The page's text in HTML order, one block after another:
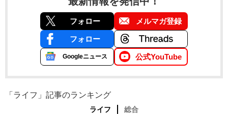
フォロー メルマガ登録
フォロー
Googleニュース 公式YouTube
「ライフ」記事のランキング
ライフ 総合